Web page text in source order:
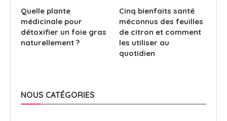
Quelle plante
médicinale pour
détoxifier un foie gras
naturellement ?
Cinq bienfaits santé
méconnus des feuilles
de citron et comment
les utiliser au
quotidien
NOUS CATÉGORIES